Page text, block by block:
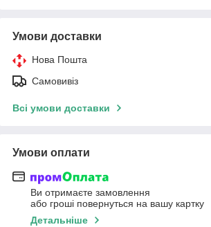
Умови доставки
Нова Пошта
Самовивіз
Всі умови доставки
Умови оплати
Ви отримаєте замовлення
або гроші повернуться на вашу картку
Детальніше